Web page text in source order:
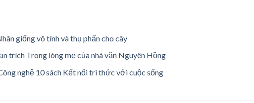
giống vô tính và thụ phấn cho cây
trích Trong lòng mẹ của nhà văn Nguyên Hồng
nghệ 10 sách Kết nối tri thức với cuộc sống